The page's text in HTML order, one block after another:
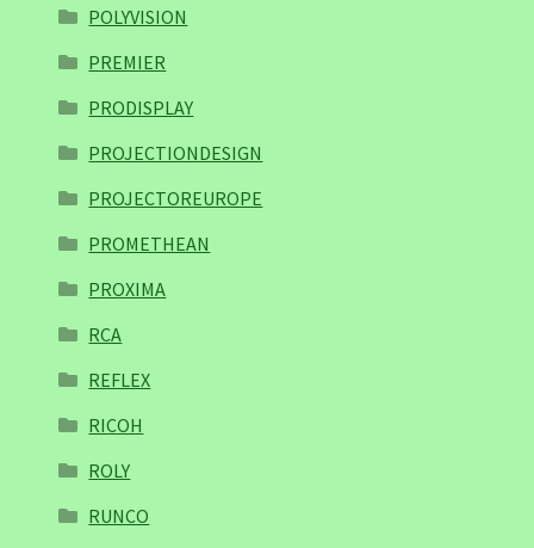
POLYVISION
PREMIER
PRODISPLAY
PROJECTIONDESIGN
PROJECTOREUROPE
PROMETHEAN
PROXIMA
RCA
REFLEX
RICOH
ROLY
RUNCO